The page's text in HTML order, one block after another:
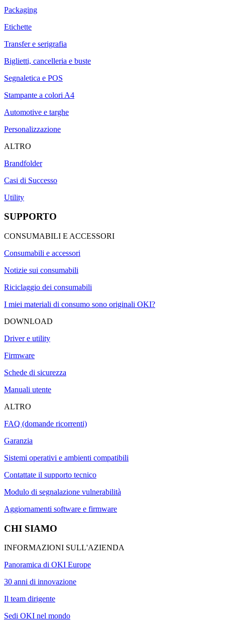
Packaging
Etichette
Transfer e serigrafia
Biglietti, cancelleria e buste
Segnaletica e POS
Stampante a colori A4
Automotive e targhe
Personalizzazione
ALTRO
Brandfolder
Casi di Successo
Utility
SUPPORTO
CONSUMABILI E ACCESSORI
Consumabili e accessori
Notizie sui consumabili
Riciclaggio dei consumabili
I miei materiali di consumo sono originali OKI?
DOWNLOAD
Driver e utility
Firmware
Schede di sicurezza
Manuali utente
ALTRO
FAQ (domande ricorrenti)
Garanzia
Sistemi operativi e ambienti compatibili
Contattate il supporto tecnico
Modulo di segnalazione vulnerabilità
Aggiornamenti software e firmware
CHI SIAMO
INFORMAZIONI SULL'AZIENDA
Panoramica di OKI Europe
30 anni di innovazione
Il team dirigente
Sedi OKI nel mondo